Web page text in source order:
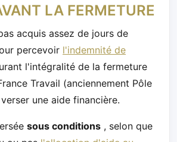
LA FERMETURE
acquis assez de jours de
percevoir l'indemnité de
l'intégralité de la fermeture
Travail (anciennement Pôle
une aide financière.
sous conditions , selon que